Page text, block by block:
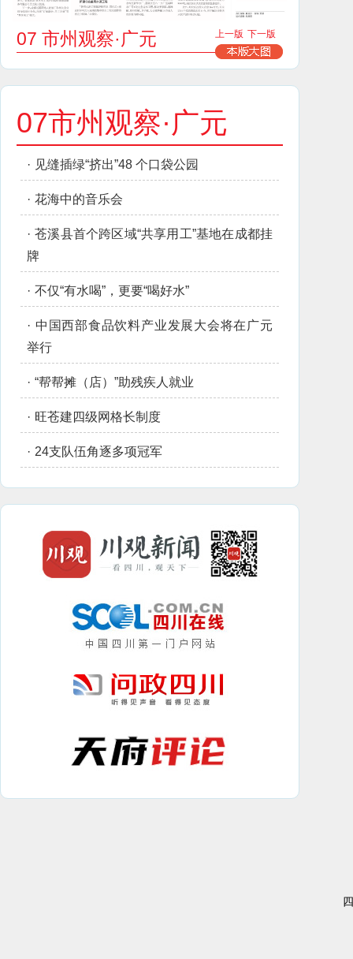
07 市州观察·广元 上一版 下一版
07市州观察·广元
· 见缝插绿“挤出”48 个口袋公园
· 花海中的音乐会
· 苍溪县首个跨区域“共享用工”基地在成都挂
牌
· 不仅“有水喝”，更要“喝好水”
· 中国西部食品饮料产业发展大会将在广元
举行
· “帮帮摊（店）”助残疾人就业
· 旺苍建四级网格长制度
· 24支队伍角逐多项冠军